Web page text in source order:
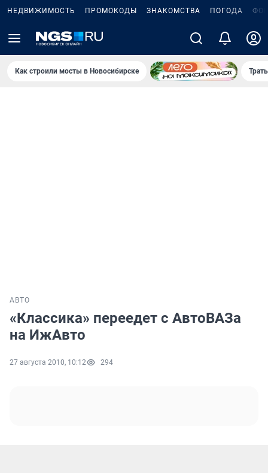
НЕДВИЖИМОСТЬ ПРОМОКОДЫ ЗНАКОМСТВА ПОГОДА
Как строили мосты в Новосибирске
АВТО
«Классика» переедет с АвтоВАЗа
на ИжАвто
27 августа 2010, 10:12 294